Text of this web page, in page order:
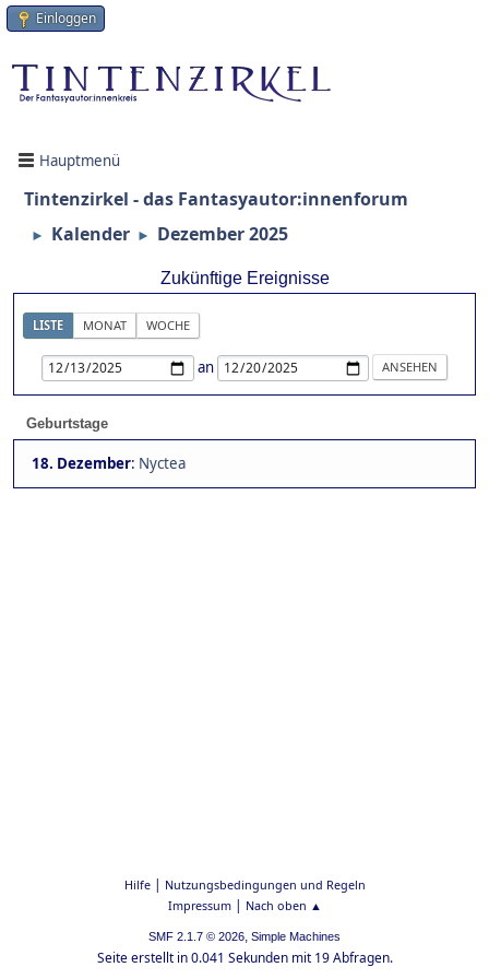
Einloggen
Hauptmenü
Tintenzirkel - das Fantasyautor:innenforum
► Kalender ► Dezember 2025
Zukünftige Ereignisse
LISTE MONAT WOCHE
an
Geburtstage
18. Dezember: Nyctea
Hilfe| Nutzungsbedingungen und Regeln
Impressum| Nach oben ▲
SMF 2.1.7 © 2026, Simple Machines
Seite erstellt in 0.041 Sekunden mit 19 Abfragen.